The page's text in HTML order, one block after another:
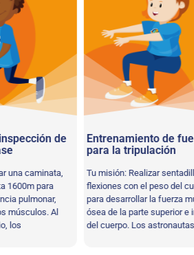
de
una caminata,
1600m para
pulmonar,
músculos. Al
los
Entrenamiento de
para la tripulación
Tu misión: Realizar
flexiones con el peso del
para desarrollar la fuerza
ósea de la parte superior e
del cuerpo. Los astronautas